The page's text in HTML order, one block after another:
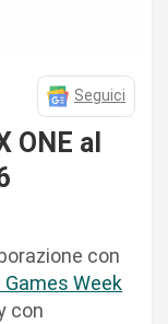
Seguici
ONE al
con
Games Week
con